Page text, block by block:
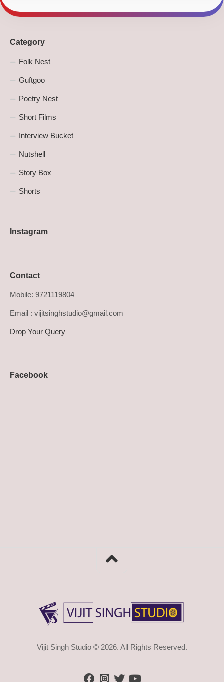
Category
Folk Nest
Guftgoo
Poetry Nest
Short Films
Interview Bucket
Nutshell
Story Box
Shorts
Instagram
Contact
Mobile: 9721119804
Email : vijitsinghstudio@gmail.com
Drop Your Query
Facebook
Vijit Singh Studio © 2026. All Rights Reserved.